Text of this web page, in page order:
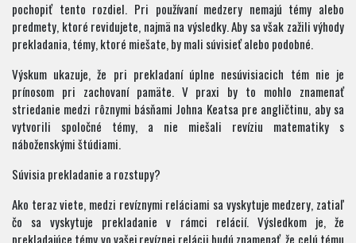
pochopiť tento rozdiel. Pri používaní medzery nemajú témy alebo
predmety, ktoré revidujete, najmä na výsledky. Aby sa však zažili výhody
prekladania, témy, ktoré miešate, by mali súvisieť alebo podobné.
Výskum ukazuje, že pri prekladaní úplne nesúvisiacich tém nie je
prínosom pri zachovaní pamäte. V praxi by to mohlo znamenať
striedanie medzi rôznymi básňami Johna Keatsa pre angličtinu, aby sa
vytvorili spoločné témy, a nie miešali revíziu matematiky s
náboženskými štúdiami.
Súvisia prekladanie a rozstupy?
Ako teraz viete, medzi revíznymi reláciami sa vyskytuje medzery, zatiaľ
čo sa vyskytuje prekladanie v rámci relácií. Výsledkom je, že
prekladajúce témy vo vašej revíznej relácii budú znamenať, že celú tému